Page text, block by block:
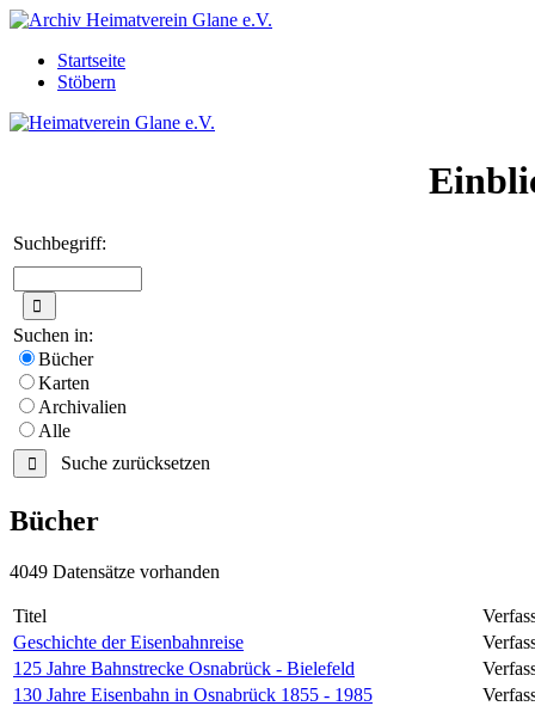
Startseite
Stöbern
Suchbegriff:
Suchen in:
Bücher
Karten
Archivalien
Alle
Suche zurücksetzen
Bücher
4049 Datensätze vorhanden
Titel
Geschichte der Eisenbahnreise
125 Jahre Bahnstrecke Osnabrück - Bielefeld
130 Jahre Eisenbahn in Osnabrück 1855 - 1985